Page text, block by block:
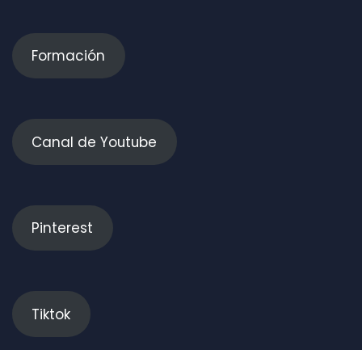
Formación
Canal de Youtube
Pinterest
Tiktok